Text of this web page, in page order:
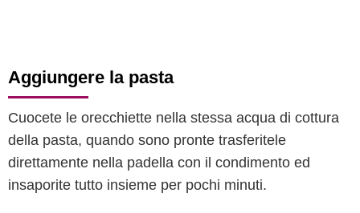
Aggiungere la pasta
Cuocete le orecchiette nella stessa acqua di cottura
della pasta, quando sono pronte trasferitele
direttamente nella padella con il condimento ed
insaporite tutto insieme per pochi minuti.